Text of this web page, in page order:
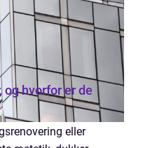
og hvorfor er de
eller